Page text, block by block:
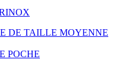
DE TAILLE MOYENNE
POCHE